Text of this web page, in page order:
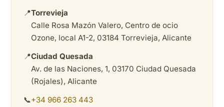
📍Torrevieja
Calle Rosa Mazón Valero, Centro de ocio
Ozone, local A1-2, 03184 Torrevieja, Alicante
📍Ciudad Quesada
Av. de las Naciones, 1, 03170 Ciudad Quesada
(Rojales), Alicante
📞+34 966 263 443